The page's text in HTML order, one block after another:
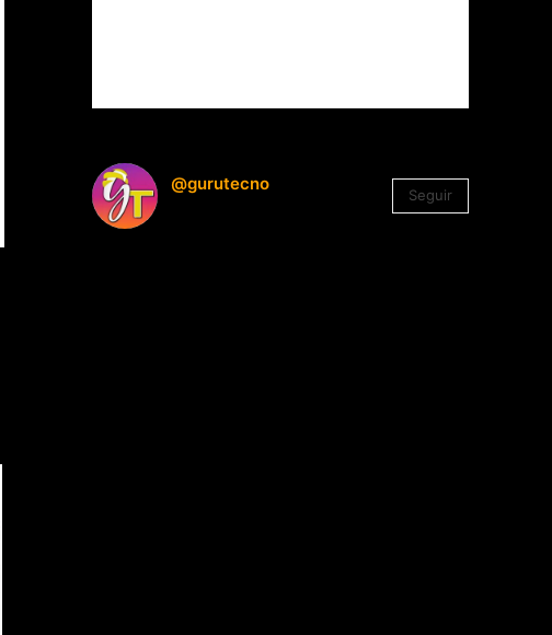
@gurutecno
Seguir